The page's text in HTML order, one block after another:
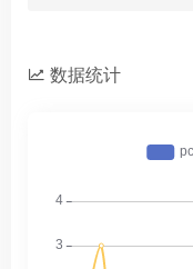
数据统计